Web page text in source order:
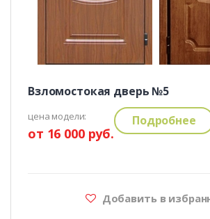
Взломостокая дверь №5
цена модели:
от 16 000 руб.
Подробнее
Добавить в